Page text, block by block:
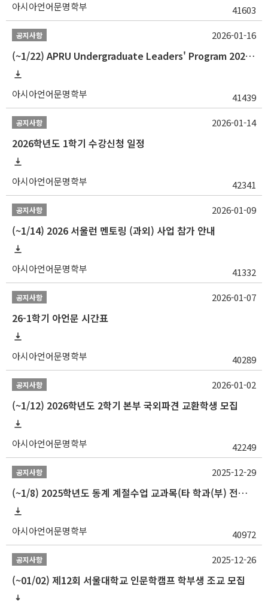
아시아언어문명학부 41603
공지사항
(~1/22) APRU Undergraduate Leaders' Program 2026 프로그램 참가자 모집
아시아언어문명학부 41439
2026-01-16
공지사항
2026학년도 1학기 수강신청 일정
아시아언어문명학부 42341
2026-01-14
공지사항
(~1/14) 2026 서울런 멘토링 (과외) 사업 참가 안내
아시아언어문명학부 41332
2026-01-09
공지사항
26-1학기 아언문 시간표
아시아언어문명학부 40289
2026-01-07
공지사항
(~1/12) 2026학년도 2학기 본부 국외파견 교환학생 모집
아시아언어문명학부 42249
2026-01-02
공지사항
(~1/8) 2025학년도 동계 계절수업 교과목(타 학과(부) 전공 및 교양) 성적평가방법 선택제 신청 안내
아시아언어문명학부 40972
2025-12-29
공지사항
(~01/02) 제12회 서울대학교 인문학캠프 학부생 조교 모집
2025-12-26